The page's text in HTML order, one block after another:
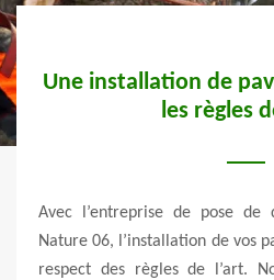
Une installation de
les règles
Avec l’entreprise de pose
Nature 06, l’installation de vos
respect des règles de l’art.